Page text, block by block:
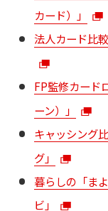
カード）」
法人カード比
FP監修カード
ーン）」
キャッシング
グ」
暮らしの「ま
ビ」